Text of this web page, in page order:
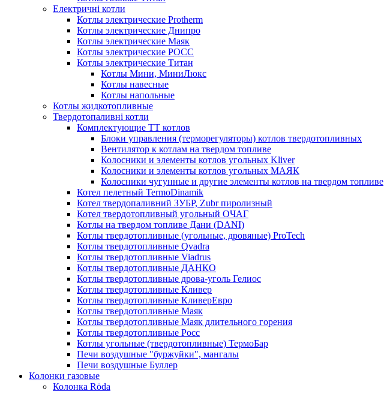
Електричні котли
Котлы электрические Protherm
Котлы электрические Днипро
Котлы электрические Маяк
Котлы электрические РОСС
Котлы электрические Титан
Котлы Мини, МиниЛюкс
Котлы навесные
Котлы напольные
Котлы жидкотопливные
Твердотопаливні котли
Комплектующие ТТ котлов
Блоки управления (терморегуляторы) котлов твердотопливных
Вентилятор к котлам на твердом топливе
Колосники и элементы котлов угольных Kliver
Колосники и элементы котлов угольных МАЯК
Колосники чугунные и другие элементы котлов на твердом топливе
Котел пелетный TermoDinamik
Котел твердопаливний ЗУБР, Zubr пиролизный
Котел твердотопливный угольный ОЧАГ
Котлы на твердом топливе Дани (DANI)
Котлы твердотопливные (угольные, дровяные) ProTech
Котлы твердотопливные Qvadra
Котлы твердотопливные Viadrus
Котлы твердотопливные ДАНКО
Котлы твердотопливные дрова-уголь Гелиос
Котлы твердотопливные Кливер
Котлы твердотопливные КливерЕвро
Котлы твердотопливные Маяк
Котлы твердотопливные Маяк длительного горения
Котлы твердотопливные Росс
Котлы угольные (твердотопливные) ТермоБар
Печи воздушные "буржуйки", мангалы
Печи воздушные Буллер
Колонки газовые
Колонка Rӧda